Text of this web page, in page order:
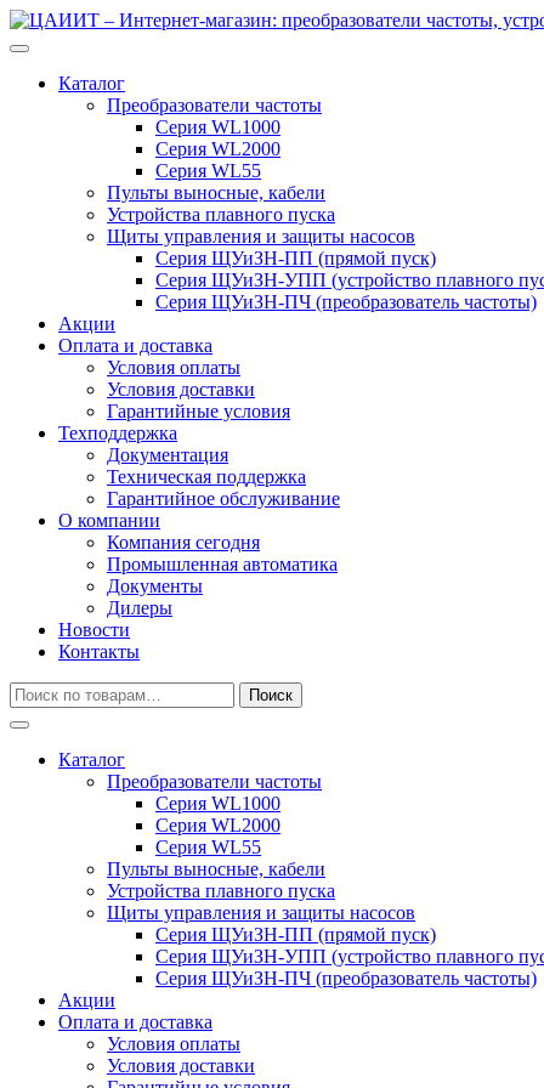
Перейти
к
Перейти
к
Каталог
Преобразователи частоты
Серия WL1000
Серия WL2000
Серия WL55
Пульты выносные, кабели
Устройства плавного пуска
Щиты управления и защиты насосов
Серия ЩУиЗН-ПП (прямой пуск)
Серия ЩУиЗН-УПП (устройство плавного
Серия ЩУиЗН-ПЧ (преобразователь частоты)
Акции
Оплата и доставка
Условия оплаты
Условия доставки
Гарантийные условия
Техподдержка
Документация
Техническая поддержка
Гарантийное обслуживание
О компании
Компания сегодня
Промышленная автоматика
Документы
Дилеры
Новости
Контакты
Искать:
Поиск
Каталог
Преобразователи частоты
Серия WL1000
Серия WL2000
Серия WL55
Пульты выносные, кабели
Устройства плавного пуска
Щиты управления и защиты насосов
Серия ЩУиЗН-ПП (прямой пуск)
Серия ЩУиЗН-УПП (устройство плавного
Серия ЩУиЗН-ПЧ (преобразователь частоты)
Акции
Оплата и доставка
Условия оплаты
Условия доставки